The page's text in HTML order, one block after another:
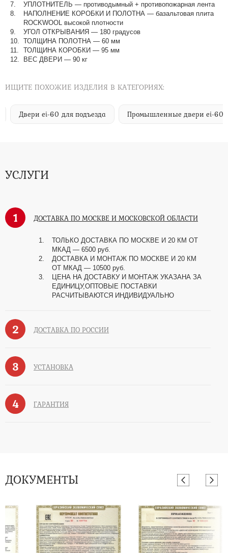
УПЛОТНИТЕЛЬ — противодымный + противопожарная лента
НАПОЛНЕНИЕ КОРОБКИ И ПОЛОТНА — базальтовая плита
ROCKWOOL высокой плотности
УГОЛ ОТКРЫВАНИЯ — 180 градусов
ТОЛЩИНА ПОЛОТНА — 60 мм
ТОЛЩИНА КОРОБКИ — 95 мм
ВЕС ДВЕРИ — 90 кг
ИЩИТЕ ПОХОЖИЕ ИЗДЕЛИЯ В КАТЕГОРИЯХ:
Двери ei-60 для подъезда Промышленные двери ei-60
УСЛУГИ
1 ДОСТАВКА ПО МОСКВЕ И МОСКОВСКОЙ ОБЛАСТИ
ТОЛЬКО ДОСТАВКА ПО МОСКВЕ И 20 КМ ОТ
МКАД — 6500 руб.
ДОСТАВКА И МОНТАЖ ПО МОСКВЕ И 20 КМ
ОТ МКАД — 10500 руб.
ЦЕНА НА ДОСТАВКУ И МОНТАЖ УКАЗАНА ЗА
ЕДИНИЦУ,ОПТОВЫЕ ПОСТАВКИ
РАСЧИТЫВАЮТСЯ ИНДИВИДУАЛЬНО
2 ДОСТАВКА ПО РОССИИ
3 УСТАНОВКА
4 ГАРАНТИЯ
ДОКУМЕНТЫ